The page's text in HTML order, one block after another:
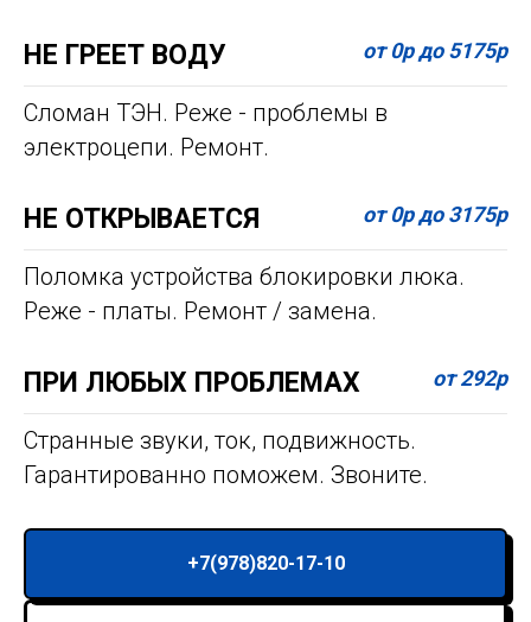
НЕ ГРЕЕТ ВОДУ от 0р до 5175р
Сломан ТЭН. Реже - проблемы в
электроцепи. Ремонт.
НЕ ОТКРЫВАЕТСЯ от 0р до 3175р
Поломка устройства блокировки люка.
Реже - платы. Ремонт / замена.
ПРИ ЛЮБЫХ ПРОБЛЕМАХ от 292р
Странные звуки, ток, подвижность.
Гарантированно поможем. Звоните.
+7(978)820-17-10